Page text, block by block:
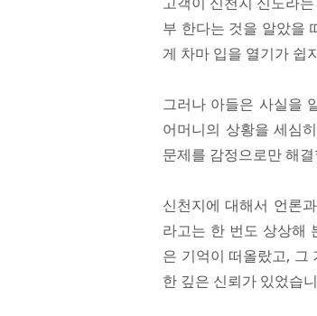
부 한다는 것을 알았을
게 차마 입을 열기가 쉽
그러나 아들은 사실을
어머니의 상황을 세심
문제를 감정으로만 해
신천지에 대해서 언론
라고는 한 번도 상상해
은 기억이 떠올랐고, 그
한 깊은 신뢰가 있었습